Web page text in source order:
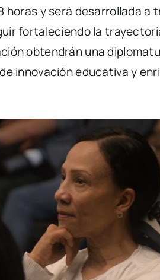
y será desarrollada a
fortaleciendo la
obtendrán una
innovación educativa y